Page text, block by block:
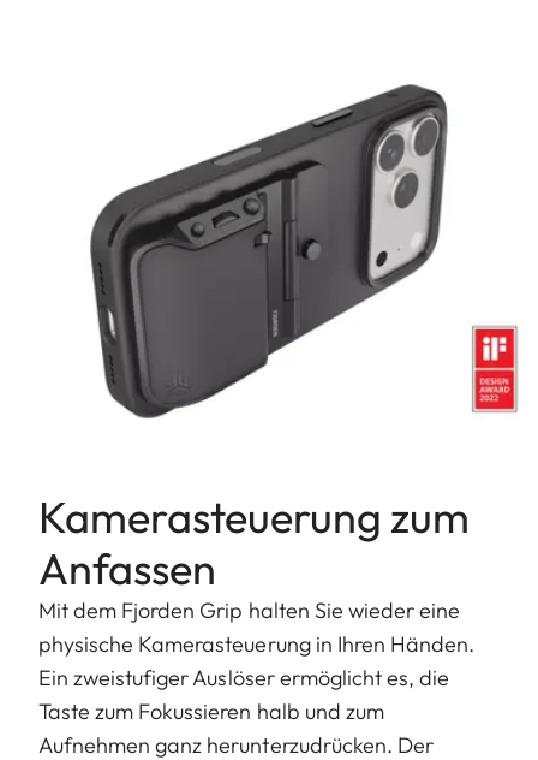
Kamerasteuerung zum
Anfassen
Mit dem Fjorden Grip halten Sie wieder eine
physische Kamerasteuerung in Ihren Händen.
Ein zweistufiger Auslöser ermöglicht es, die
Taste zum Fokussieren halb und zum
Aufnehmen ganz herunterzudrücken. Der